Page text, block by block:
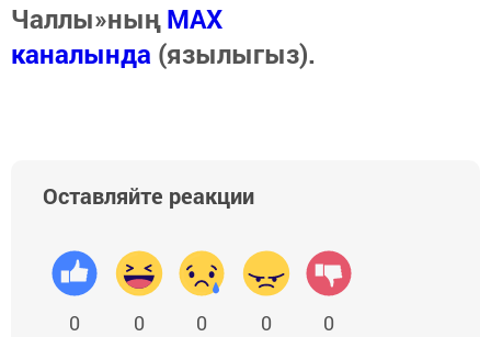
Чаллы»ныңMAX
каналында (язылыгыз).
Оставляйте реакции
0 0 0 0 0